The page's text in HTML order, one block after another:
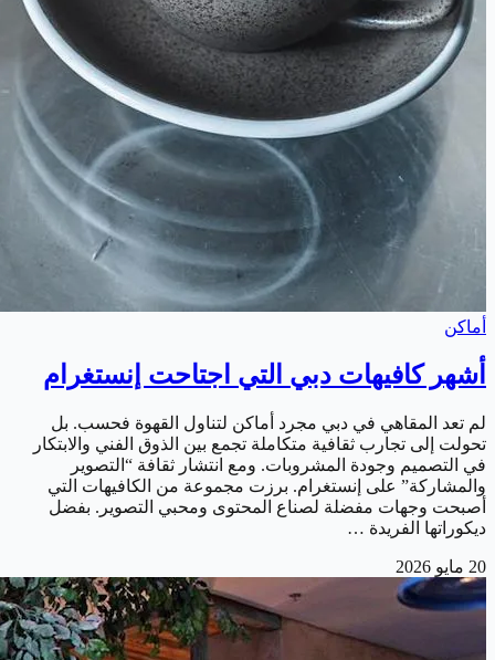
أماكن
أشهر كافيهات دبي التي اجتاحت إنستغرام
لم تعد المقاهي في دبي مجرد أماكن لتناول القهوة فحسب. بل
تحولت إلى تجارب ثقافية متكاملة تجمع بين الذوق الفني والابتكار
في التصميم وجودة المشروبات. ومع انتشار ثقافة “التصوير
والمشاركة” على إنستغرام. برزت مجموعة من الكافيهات التي
أصبحت وجهات مفضلة لصناع المحتوى ومحبي التصوير. بفضل
ديكوراتها الفريدة …
20 مايو 2026